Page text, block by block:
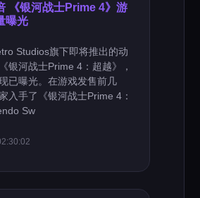
《银河战士Prime 4》游
曝光
Studios旗下即将推出的动
银河战士Prime 4：超越》，
已曝光。在游戏发售前几
入手了《银河战士Prime 4：
Sw